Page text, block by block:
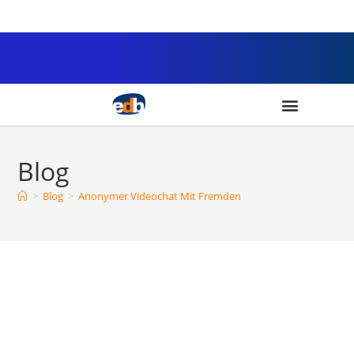
Blog
> Blog > Anonymer Videochat Mit Fremden